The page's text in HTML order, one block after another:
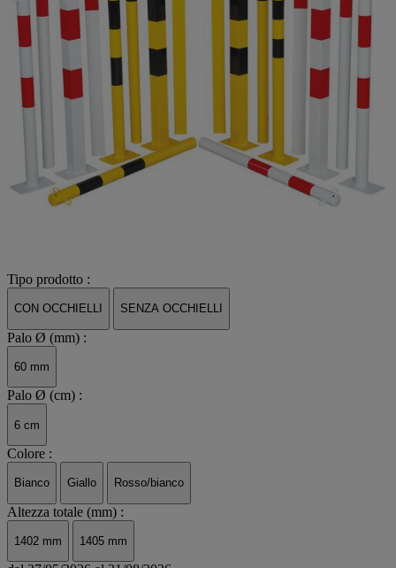
Tipo prodotto :
CON OCCHIELLI SENZA OCCHIELLI
Palo Ø (mm) :
60 mm
Palo Ø (cm) :
6 cm
Colore :
Bianco Giallo Rosso/bianco
Altezza totale (mm) :
1402 mm 1405 mm